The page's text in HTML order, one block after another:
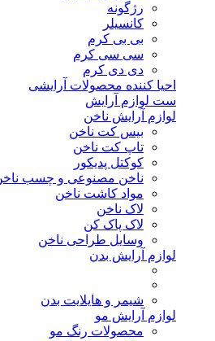
رژگونه
کانسیلر
بی بی کرم
سی سی کرم
دی دی کرم
احیا کننده محصولات آرایشی
ست لوازم آرایش
لوازم آرایش ناخن
بیس کت ناخن
تاپ کت ناخن
کوکتل پدیکور
ناخن مصنوعی و چسب
مواد کاشت ناخن
لاک ناخن
لاک پاک کن
وسایل طراحی ناخن
لوازم آرایش بدن
شیمر و هایلایت بدن
لوازم آرایش مو
محصولات رنگ مو